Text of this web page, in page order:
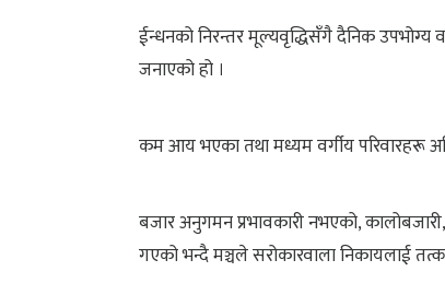
ईन्धनको निरन्तर मूल्यवृद्धिसँगै दैनिक उपभोग्य
जनाएको हो ।
कम आय भएका तथा मध्यम वर्गीय परिवारहरू
बजार अनुगमन प्रभावकारी नभएको, कालोबजारी,
गएको भन्दै मञ्चले सरोकारवाला निकायलाई